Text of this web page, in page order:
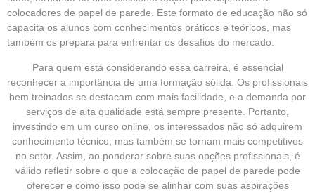
colocadores de papel de parede. Este formato de educação não só
capacita os alunos com conhecimentos práticos e teóricos, mas
também os prepara para enfrentar os desafios do mercado.
Para quem está considerando essa carreira, é essencial
reconhecer a importância de uma formação sólida. Os profissionais
bem treinados se destacam com mais facilidade, e a demanda por
serviços de alta qualidade está sempre presente. Portanto,
investindo em um curso online, os interessados não só adquirem
conhecimento técnico, mas também se tornam mais competitivos
no setor. Assim, ao ponderar sobre suas opções profissionais, é
válido refletir sobre o que a colocação de papel de parede pode
oferecer e como isso pode se alinhar com suas aspirações